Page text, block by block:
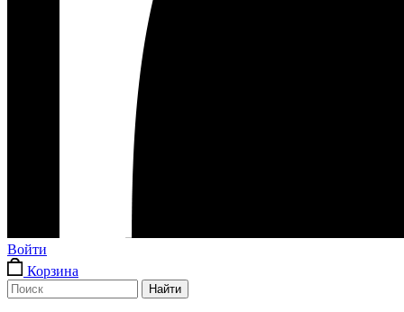
Войти
Корзина